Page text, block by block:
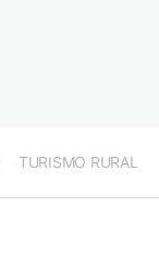
TURISMO RURAL